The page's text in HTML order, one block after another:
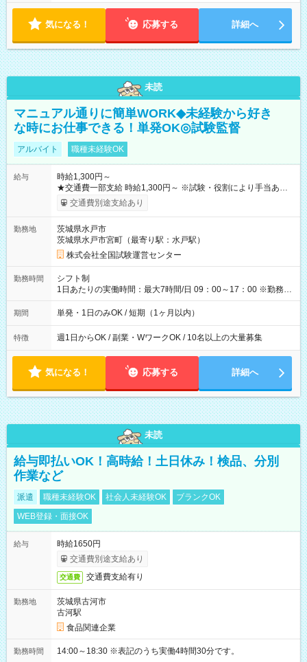
気になる！ 応募する 詳細へ
未読
マニュアル通りに簡単WORK◆未経験から好き
な時にお仕事できる！単発OK◎試験監督
アルバイト 職種未経験OK
給与
時給1,300円～
★交通費一部支給 時給1,300円～ ※試験・役割により手当あり
※勤務回数により昇給あり 【即給（前払い）オプションあ
り！】 希望される場合、勤務から1週間ほどで給与の一部を受け
例】 ・河合塾模擬試験 8:30～17:30（休憩1時間） 時給1,300円
×8時間＝日収10,400円＋交通費 ※当日の役割により時給＋100
円の場合あり ・国家試験 7:00～13:30（休憩なし） 時給1,300
円（役割手当＋100円）×6時間＝日収8,400円＋交通費 【試用期
間】試用期間なし
交通費別途支給あり
勤務地
茨城県水戸市
茨城県水戸市宮町（最寄り駅：水戸駅）
株式会社全国試験運営センター
勤務時間
シフト制
1日あたりの実働時間：最大7時間/日 09：00～17：00 ※勤務時
間は 試験により異なります。
期間 単発・1日のみOK / 短期（1ヶ月以内）
特徴 週1日からOK / 副業・WワークOK / 10名以上の大量募集
気になる！ 応募する 詳細へ
未読
給与即払いOK！高時給！土日休み！検品、分別
作業など
派遣 職種未経験OK 社会人未経験OK
ブランクOK
WEB登録・面接OK
給与
時給1650円
交通費別途支給あり
交通費 交通費支給有り
勤務地
茨城県古河市
古河駅
食品関連企業
勤務時間 14:00～18:30 ※表記のうち実働4時間30分です。